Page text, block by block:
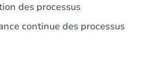
des processus
continue des processus